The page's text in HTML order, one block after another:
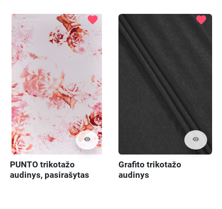
visibility
favorite
PUNTO trikotažo
audinys, pasirašytas
visibility
favorite
Grafito trikotažo
audinys